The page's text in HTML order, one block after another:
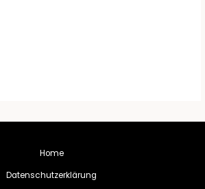
Home
Datenschutzerklärung